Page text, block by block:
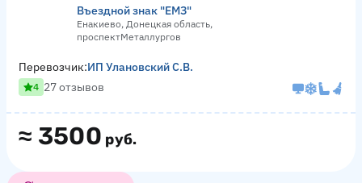
Въездной знак "ЕМЗ"
Енакиево, Донецкая область,
проспектМеталлургов
≈ 3500 руб.
Перевозчик:ИП Улановский С.В.
4 27 отзывов